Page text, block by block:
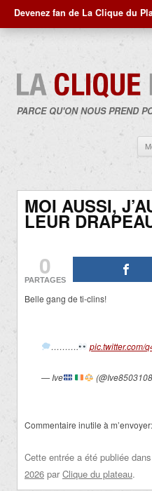
Devenez fan de La Clique du
PARCE QU'ON NOUS PREND
MOI AUSSI,
LEUR
0
PARTAGES
Belle gang de ti-clins!
………. pic.twitter.com/
— Ive
Commentaire inutile à
Cette entrée a été publiée dans
2026 par Clique du plateau.